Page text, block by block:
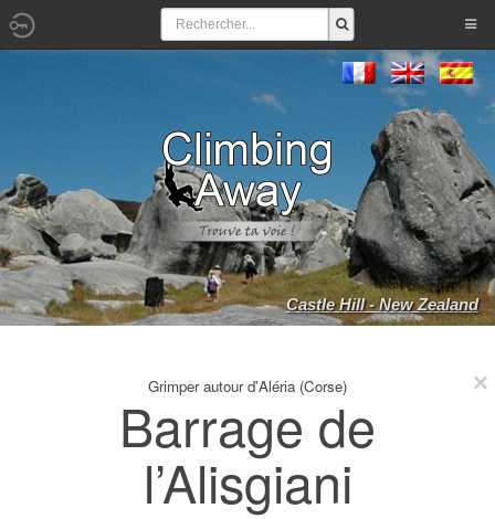
Castle Hill - New Zealand
Grimper autour d'Aléria (Corse)
Barrage de
l’Alisgiani